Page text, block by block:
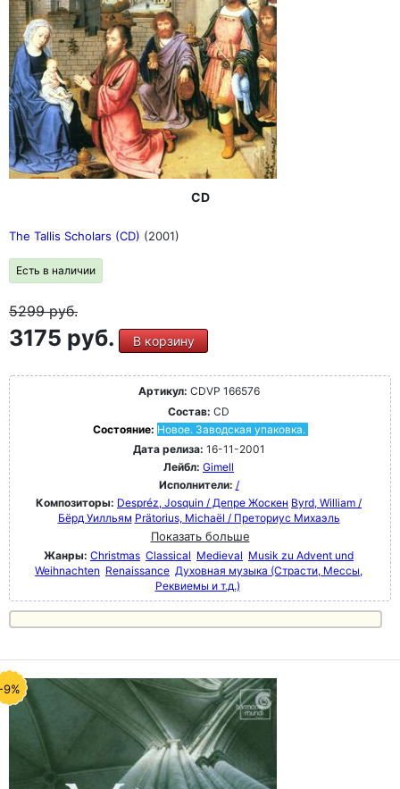
CD
The Tallis Scholars (CD) (2001)
Есть в наличии
5299руб.
3175 руб. В корзину
Артикул: CDVP 166576
Состав: CD
Состояние: Новое. Заводская упаковка.
Дата релиза: 16-11-2001
Лейбл: Gimell
Исполнители: /
Композиторы: Despréz, Josquin / Депре Жоскен Byrd, William /
Бёрд Уилльям Prätorius, Michaël / Преториус Михаэль
Показать больше
Жанры: Christmas Classical Medieval Musik zu Advent und
Weihnachten Renaissance Духовная музыка (Страсти, Мессы,
Реквиемы и т.д.)
9%